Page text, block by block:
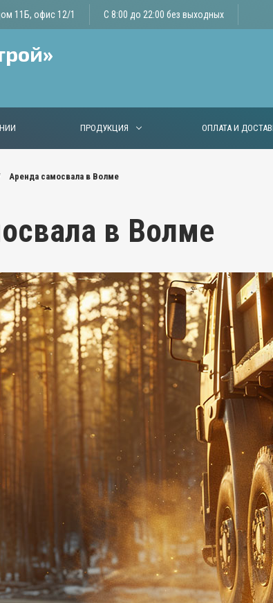
11Б, офис 12/1 С 8:00 до 22:00 без выходных
ПРОДУКЦИЯ ОПЛАТА И
Аренда самосвала в Волме
в Волме